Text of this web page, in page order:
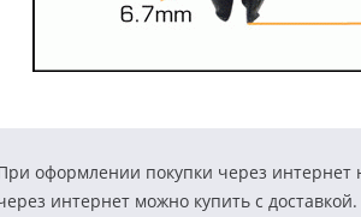
оформлении покупки через интернет
интернет можно купить с